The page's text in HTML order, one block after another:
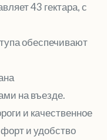
43 гектара, с
обеспечивают
на въезде.
и качественное
и удобство